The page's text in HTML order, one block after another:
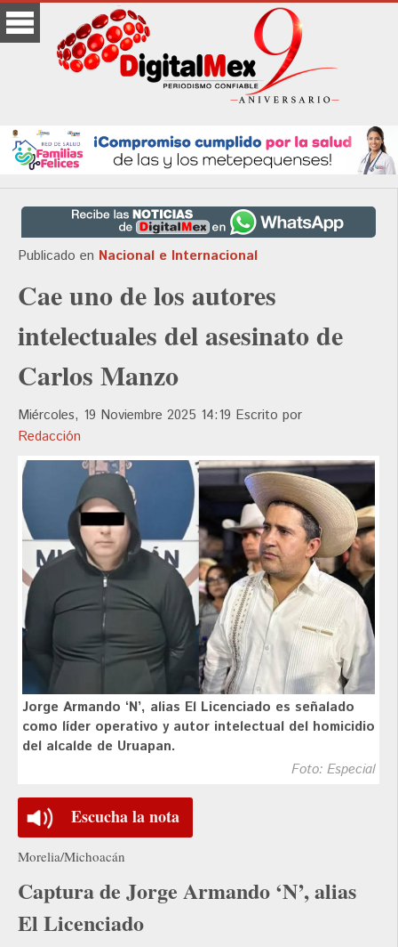
Publicado en Nacional e Internacional
Cae uno de los autores
intelectuales del asesinato de
Carlos Manzo
Miércoles, 19 Noviembre 2025 14:19 Escrito por
Redacción
Jorge Armando ‘N’, alias El Licenciado es señalado
como líder operativo y autor intelectual del homicidio
del alcalde de Uruapan.
Foto: Especial
Escucha la nota
Morelia/Michoacán
Captura de Jorge Armando ‘N’, alias
El Licenciado